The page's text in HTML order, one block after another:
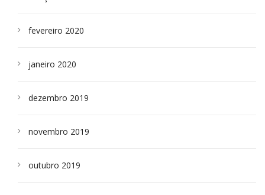
fevereiro 2020
janeiro 2020
dezembro 2019
novembro 2019
outubro 2019